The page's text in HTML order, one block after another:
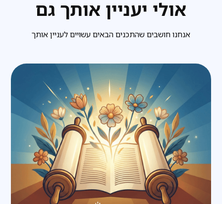
אולי יעניין אותך גם
אנחנו חושבים שהתכנים הבאים עשויים לעניין אותך